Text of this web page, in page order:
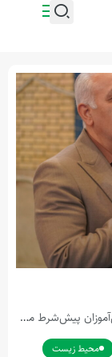
موفقیت آموزشی است
محیط زیست